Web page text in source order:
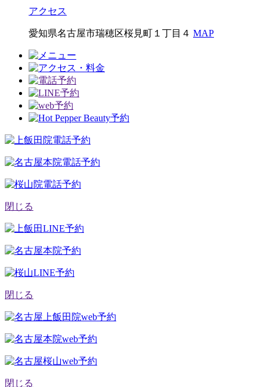
アクセス
愛知県名古屋市瑞穂区桜見町１丁目４ MAP
閉じる
閉じる
閉じる